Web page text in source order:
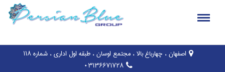
اصفهان ، چهارباغ بالا ، مجتمع اوسان ، طبقه اول اداری ، شماره ۱۱۸
۰۳۱۳۶۶۷۱۷۲۸